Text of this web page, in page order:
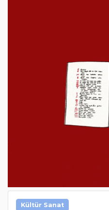
Kültür Sanat